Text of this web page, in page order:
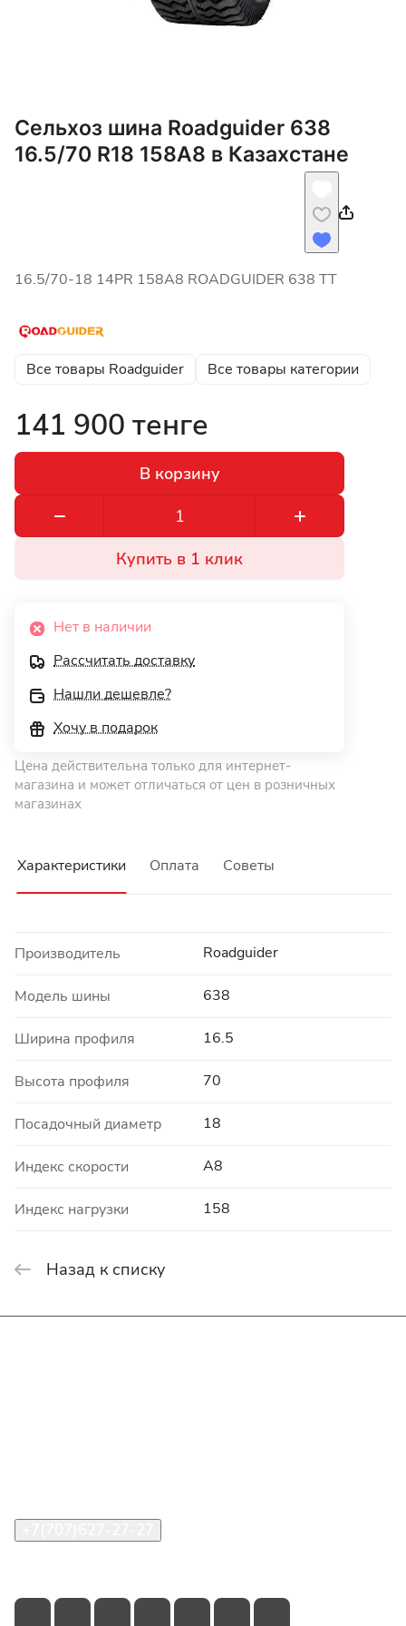
Сельхоз шина Roadguider 638
16.5/70 R18 158A8 в Казахстане
16.5/70-18 14PR 158A8 ROADGUIDER 638 TT
Все товары Roadguider Все товары категории
141 900 тенге
В корзину
Купить в 1 клик
Нет в наличии
Рассчитать доставку
Нашли дешевле?
Хочу в подарок
Цена действительна только для интернет-
магазина и может отличаться от цен в розничных
магазинах
Характеристики Оплата Советы
Производитель Roadguider
Модель шины 638
Ширина профиля 16.5
Высота профиля 70
Посадочный диаметр 18
Индекс скорости A8
Индекс нагрузки 158
Назад к списку